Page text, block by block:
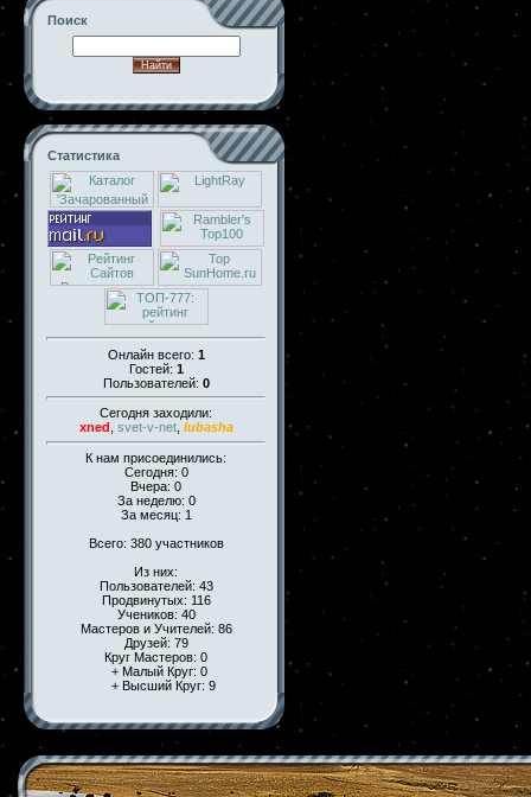
Поиск
Статистика
Онлайн всего: 1
Гостей: 1
Пользователей: 0
Сегодня заходили:
xned
svet-v-net, lubasha
К нам присоединились:
Сегодня: 0
Вчера: 0
За неделю: 0
За месяц: 1
Всего: 380 участников
Из них:
Пользователей: 43
Продвинутых: 116
Учеников: 40
Мастеров и Учителей: 86
Друзей: 79
Круг Мастеров: 0
+ Малый Круг: 0
+ Высший Круг: 9